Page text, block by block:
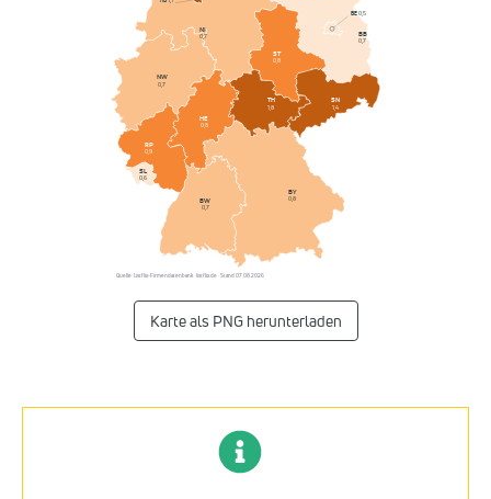
BW
0,7
BY
0,8
BB
0,7
HE
0,8
NI
0,7
NW
0,7
RP
0,9
SL
0,6
ST
0,8
SN
1,4
TH
1,8
BE0,5
Quelle: Listflix-Firmendatenbank · listflix.de · Stand 07.08.2026
Karte als PNG herunterladen